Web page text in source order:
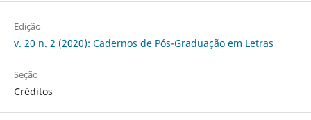
Edição
v. 20 n. 2 (2020): Cadernos de Pós-Graduação em Letras
Seção
Créditos